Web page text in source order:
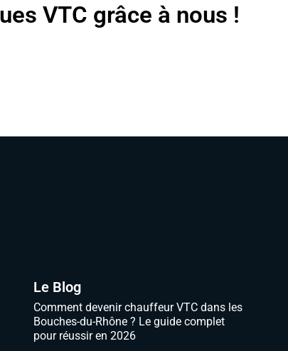
VTC grâce à nous !
Le Blog
Comment devenir chauffeur VTC dans les
Bouches-du-Rhône ? Le guide complet
pour réussir en 2026